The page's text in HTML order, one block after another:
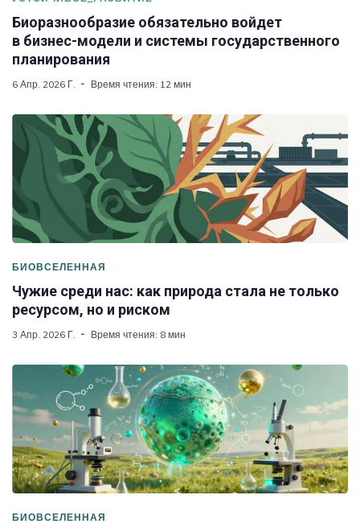
Биоразнообразие обязательно войдет
в бизнес-модели и системы государственного
планирования
6 Апр. 2026 Г. Время чтения: 12 мин
БИОВСЕЛЕННАЯ
Чужие среди нас: как природа стала не только
ресурсом, но и риском
3 Апр. 2026 Г. Время чтения: 8 мин
БИОВСЕЛЕННАЯ